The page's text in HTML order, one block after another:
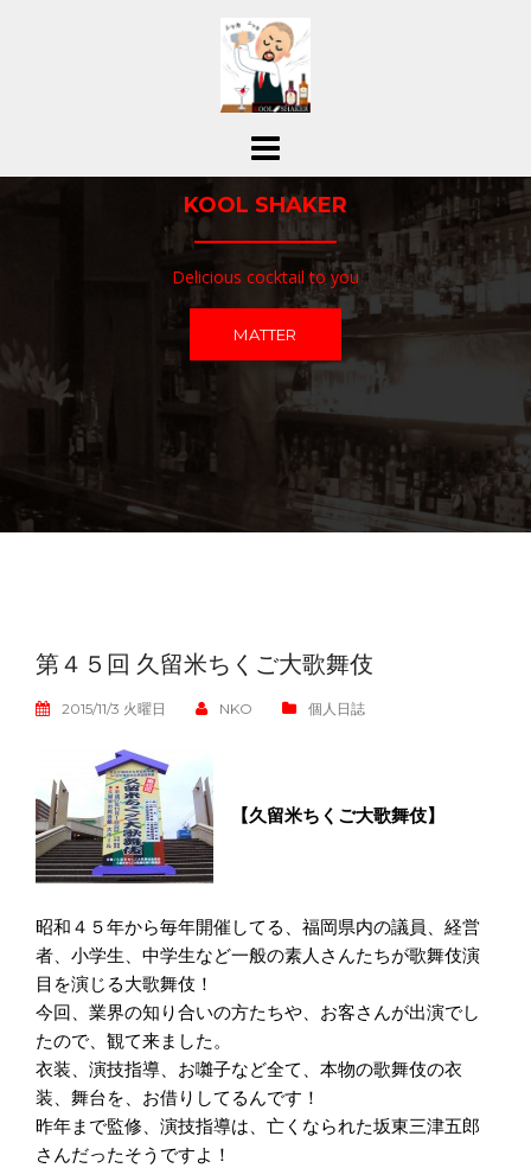
ス
KOOL SHAKER
Delicious cocktail to you
MATTER
第４５回 久留米ちくご大歌舞伎
2015/11/3 火曜日 NKO 個人日誌
【久留米ちくご大歌舞伎】
昭和４５年から毎年開催してる、福岡県内の議員、経営
者、小学生、中学生など一般の素人さんたちが歌舞伎演
目を演じる大歌舞伎！
今回、業界の知り合いの方たちや、お客さんが出演でし
たので、観て来ました。
衣装、演技指導、お囃子など全て、本物の歌舞伎の衣
装、舞台を、お借りしてるんです！
昨年まで監修、演技指導は、亡くなられた坂東三津五郎
さんだったそうですよ！